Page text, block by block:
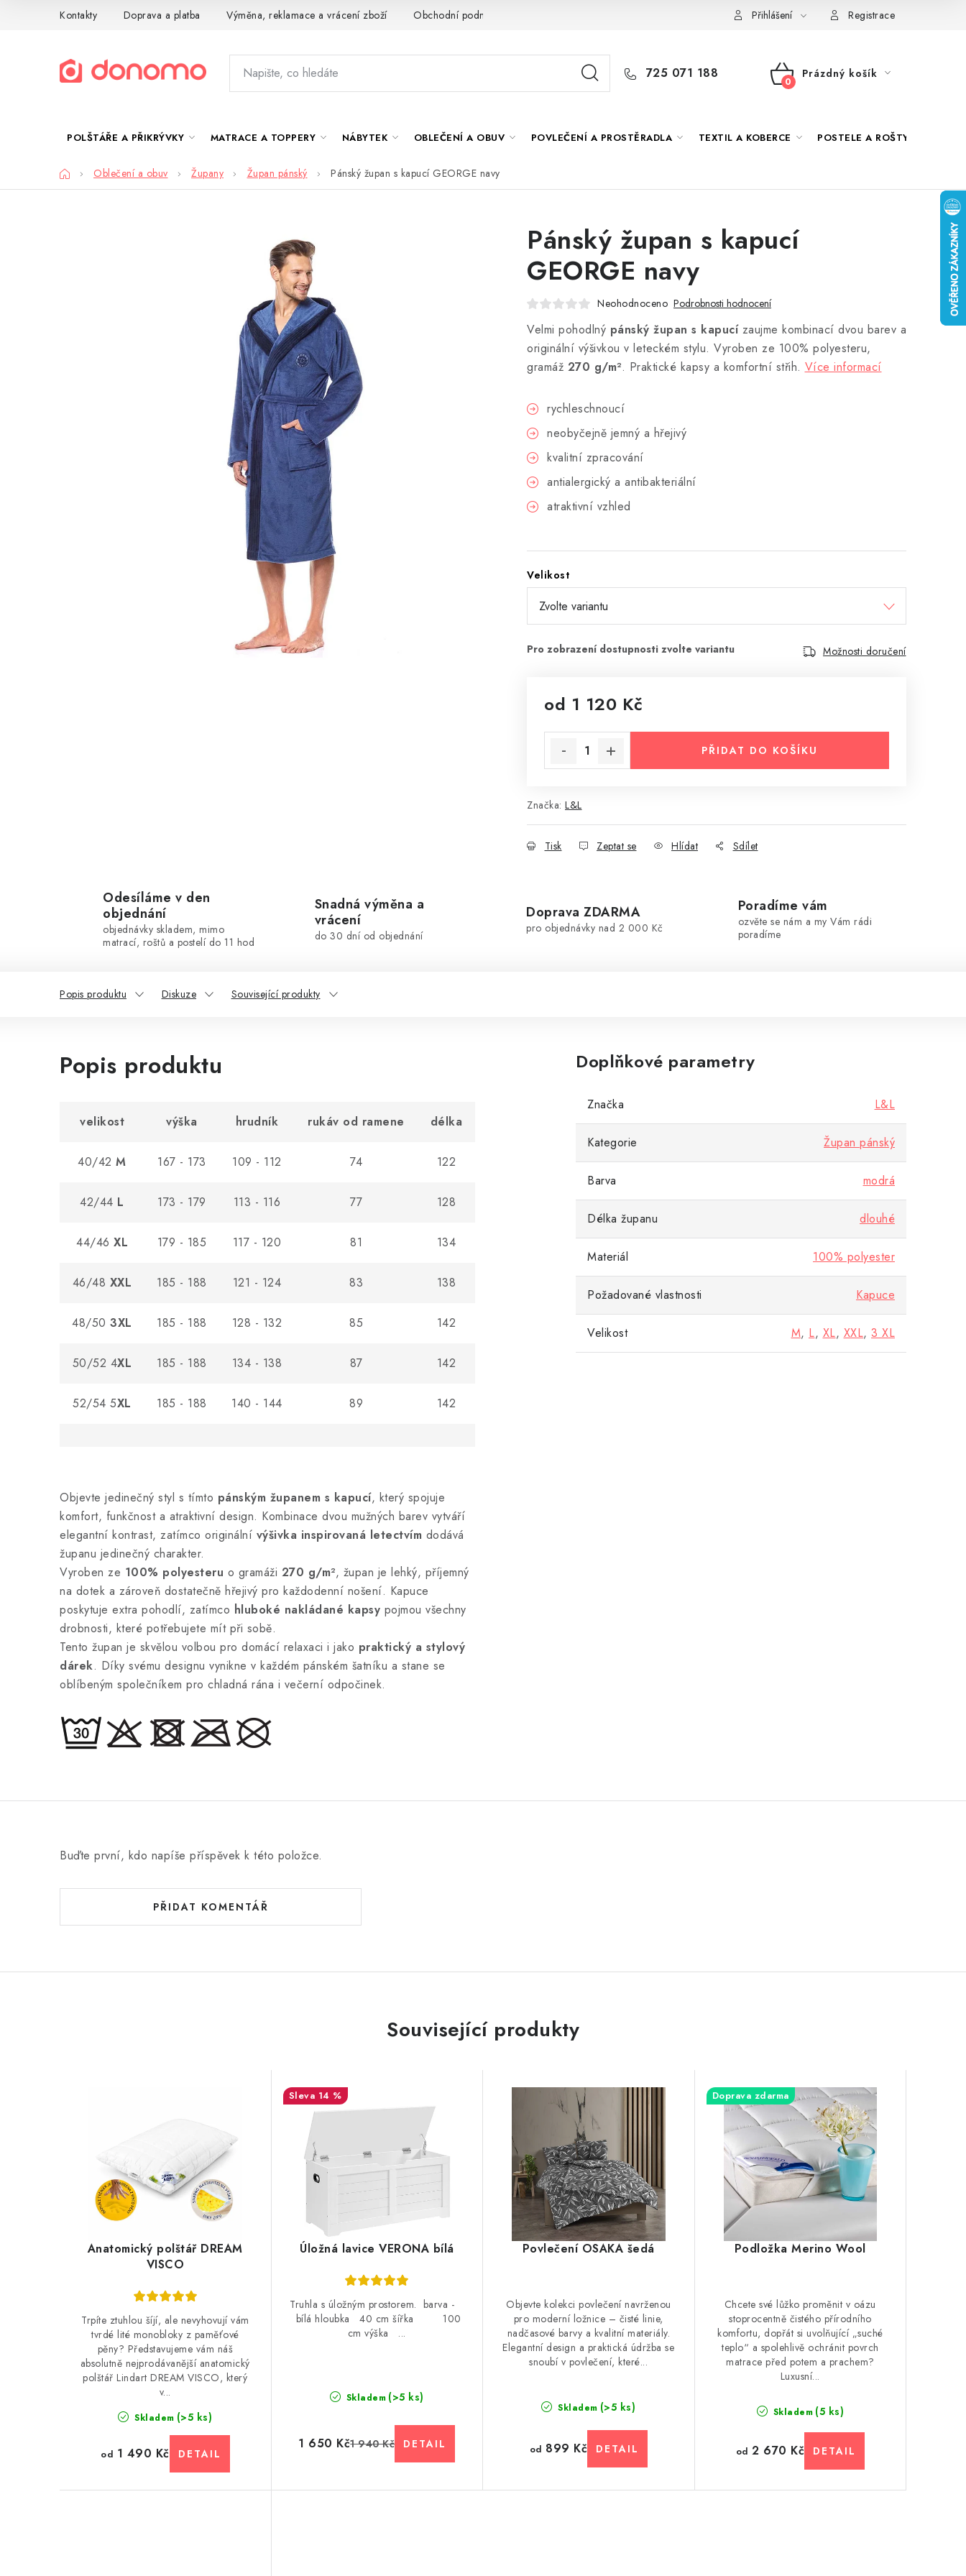
Kontakty Doprava a platba Výměna, reklamace a vrácení zboží Obchodní podmínky Jak správně vybrat Podmínky ochrany osobních údajů
Přihlášení Registrace
725 071 188
NÁKUPNÍ
Prázdný košík
POLŠTÁŘE A PŘIKRÝVKY MATRACE A TOPPERY NÁBYTEK OBLEČENÍ A OBUV POVLEČENÍ A PROSTĚRADLA TEXTIL A KOBERCE POSTELE A ROŠTY
DomůOblečení a obuv Župany Župan pánský Pánský župan s kapucí GEORGE navy
Pánský župan s kapucí
GEORGE navy
Neohodnoceno Podrobnosti hodnocení
Velmi pohodlný pánský župan s kapucízaujme kombinací dvou barev a
originální výšivkou v leteckém stylu. Vyroben ze 100% polyesteru,
gramáž 270 g/m². Praktické kapsy a komfortní střih. Více informací
rychleschnoucí
neobyčejně jemný a hřejivý
kvalitní zpracování
antialergický a antibakteriální
atraktivní vzhled
Velikost
Možnosti doručení
od 1 120 Kč
PŘIDAT DO KOŠÍKU
Značka: L&L
Tisk Zeptat se Hlídat Sdílet
Odesíláme v den
objednání
objednávky skladem, mimo
matrací, roštů a postelí do 11 hod
Snadná výměna a
vrácení
do 30 dní od objednání
Doprava ZDARMA
pro objednávky nad 2 000 Kč
Poradíme vám
ozvěte se nám a my Vám rádi
poradíme
Popis produktu Diskuze Související produkty
Popis produktu
velikost výška hrudník rukáv od ramene délka
40/42 M 167 - 173 109 - 112 74 122
42/44 L 173 - 179 113 - 116 77 128
44/46 XL 179 - 185 117 - 120 81 134
46/48 XXL 185 - 188 121 - 124 83 138
48/50 3XL 185 - 188 128 - 132 85 142
50/52 4XL 185 - 188 134 - 138 87 142
52/54 5XL 185 - 188 140 - 144 89 142
Objevte jedinečný styl s tímto pánským županem s kapucí, který spojuje
komfort, funkčnost a atraktivní design. Kombinace dvou mužných barev vytváří
elegantní kontrast, zatímco originální výšivka inspirovaná letectvím dodává
županu jedinečný charakter.
Vyroben ze 100% polyesteru o gramáži 270 g/m², župan je lehký, příjemný
na dotek a zároveň dostatečně hřejivý pro každodenní nošení. Kapuce
poskytuje extra pohodlí, zatímco hluboké nakládané kapsy pojmou všechny
drobnosti, které potřebujete mít při sobě.
Tento župan je skvělou volbou pro domácí relaxaci i jako praktický a stylový
dárek. Díky svému designu vynikne v každém pánském šatníku a stane se
oblíbeným společníkem pro chladná rána i večerní odpočinek.
Doplňkové parametry
Značka L&L
Kategorie Župan pánský
Barva modrá
Délka županu dlouhé
Materiál 100% polyester
Požadované vlastnosti Kapuce
Velikost M, L, XL, XXL, 3 XL
Buďte první, kdo napíše příspěvek k této položce.
PŘIDAT KOMENTÁŘ
Související produkty
Anatomický polštář DREAM
VISCO
Skladem (>5 ks)
od 1 490 Kč
Trpíte ztuhlou šíjí, ale nevyhovují vám
tvrdé lité monobloky z paměťové
pěny? Představujeme vám náš
absolutně nejprodávanější anatomický
polštář Lindart DREAM VISCO, který
v...
Úložná lavice VERONA bílá
14 %
Skladem (>5 ks)
1 650 Kč1 940 Kč
Truhla s úložným prostorem. barva -
bílá hloubka 40 cm šířka 100
cm výška ...
Povlečení OSAKA šedá
Skladem (>5 ks)
od 899 Kč
Objevte kolekci povlečení navrženou
pro moderní ložnice – čisté linie,
nadčasové barvy a kvalitní materiály.
Elegantní design a praktická údržba se
snoubí v povlečení, které...
Podložka Merino Wool
Doprava zdarma
Skladem (5 ks)
od 2 670 Kč
Chcete své lůžko proměnit v oázu
stoprocentně čistého přírodního
komfortu, dopřát si uvolňující „suché
teplo“ a spolehlivě ochránit povrch
matrace před potem a prachem?
Luxusní...